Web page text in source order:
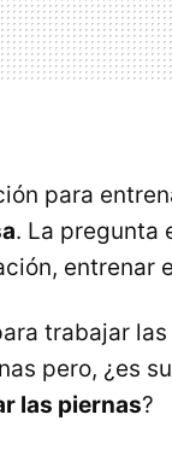
para
. La pregunta
entrenar
trabajar
pero, ¿es
las piernas?